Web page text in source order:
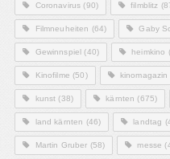
Coronavirus (90) filmblitz
Filmneuheiten (64) Gaby
Gewinnspiel (40) heimkino
Kinofilme (50) kinomagazin
kunst (38) kärnten (675)
land kärnten (46) landtag
Martin Gruber (58) messe